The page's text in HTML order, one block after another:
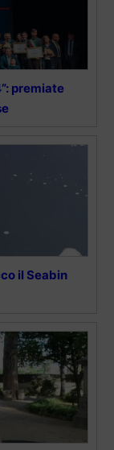
premiate
il Seabin